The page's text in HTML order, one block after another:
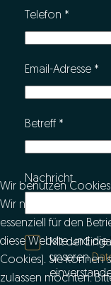
Telefon *
Email-Adresse *
Betreff *
Nachricht
Mit der
unseren
Wir benutzen Cookies
Wir nutzen Cookies
essenziell für den
diese Website und
Cookies). Sie können
zulassen möchten.